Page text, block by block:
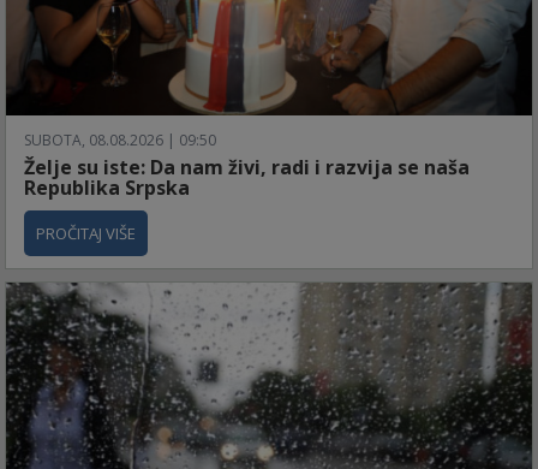
SUBOTA, 08.08.2026 | 09:50
Želje su iste: Da nam živi, radi i razvija se naša
Republika Srpska
PROČITAJ VIŠE